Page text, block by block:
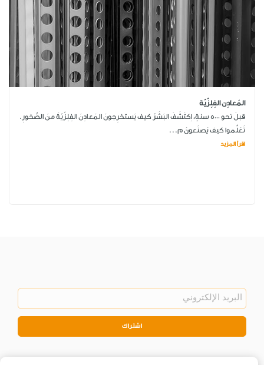
المَعادِن الفِلِزّيّة
قبلَ نحو 5000 سنةٍ، اِكتَشَفَ البَشَرُ كيف يَستخرِجونَ المَعادِنَ الفِلِزّيّةَ منَ الصُّخورِ.
تَعَلَّموا كيف يَصنَعونَ م...
اقرأ المزيد
اشتراك